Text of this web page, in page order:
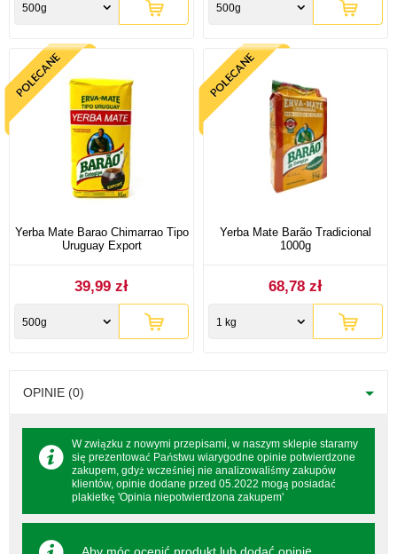
500g 500g
Yerba Mate Barao Chimarrao Tipo
Uruguay Export
39,99 zł
500g
Yerba Mate Barão Tradicional
1000g
68,78 zł
1 kg
OPINIE (0)
W związku z nowymi przepisami, w naszym sklepie staramy
się prezentować Państwu wiarygodne opinie potwierdzone
zakupem, gdyż wcześniej nie analizowaliśmy zakupów
klientów, opinie dodane przed 05.2022 mogą posiadać
plakietkę 'Opinia niepotwierdzona zakupem'